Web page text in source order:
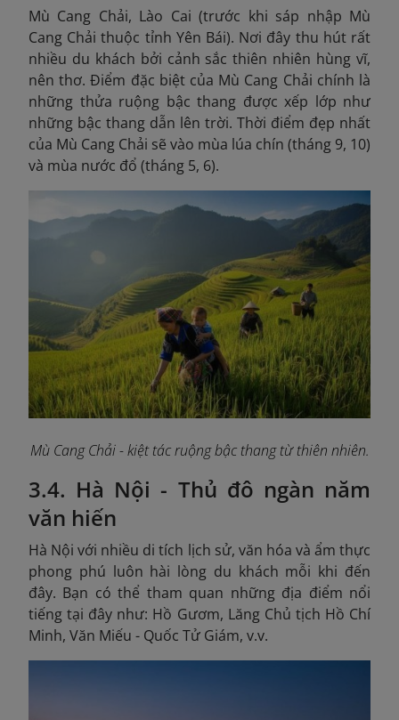
Mù Cang Chải, Lào Cai (trước khi sáp nhập Mù
Cang Chải thuộc tỉnh Yên Bái). Nơi đây thu hút rất
nhiều du khách bởi cảnh sắc thiên nhiên hùng vĩ,
nên thơ. Điểm đặc biệt của Mù Cang Chải chính là
những thửa ruộng bậc thang được xếp lớp như
những bậc thang dẫn lên trời. Thời điểm đẹp nhất
của Mù Cang Chải sẽ vào mùa lúa chín (tháng 9, 10)
và mùa nước đổ (tháng 5, 6).
Mù Cang Chải - kiệt tác ruộng bậc thang từ thiên nhiên.
3.4. Hà Nội - Thủ đô ngàn năm
văn hiến
Hà Nội với nhiều di tích lịch sử, văn hóa và ẩm thực
phong phú luôn hài lòng du khách mỗi khi đến
đây. Bạn có thể tham quan những địa điểm nổi
tiếng tại đây như: Hồ Gươm, Lăng Chủ tịch Hồ Chí
Minh, Văn Miếu - Quốc Tử Giám, v.v.